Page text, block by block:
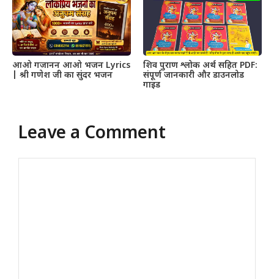
आओ गजानन आओ भजन Lyrics
| श्री गणेश जी का सुंदर भजन
शिव पुराण श्लोक अर्थ सहित PDF:
संपूर्ण जानकारी और डाउनलोड
गाइड
Leave a Comment